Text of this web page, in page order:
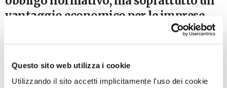
Questo sito web utilizza i cookie
Utilizzando il sito accetti implicitamente l'uso dei cookie
vantaggio economico per le imprese
Buone notizie per quanto riguarda la prevenzione degli
dell’Inail, l’anno scorso le denunce di infortunio sono state 637
mila...